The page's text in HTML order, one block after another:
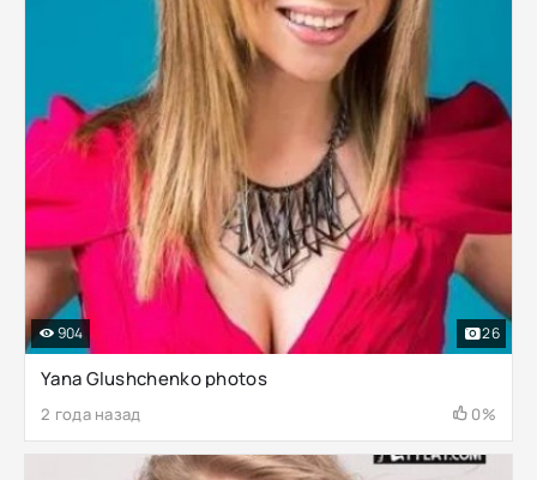
Yana Glushchenko photos
2 года назад 0%
904 26